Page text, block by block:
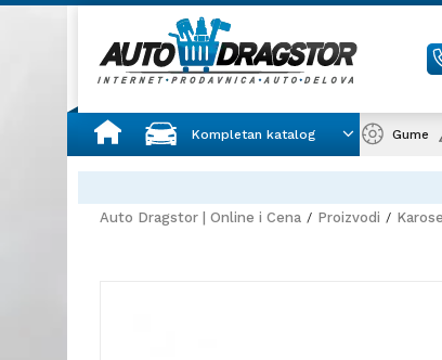
Kompletan katalog Gume
Auto Dragstor | Online i Cena Proizvodi